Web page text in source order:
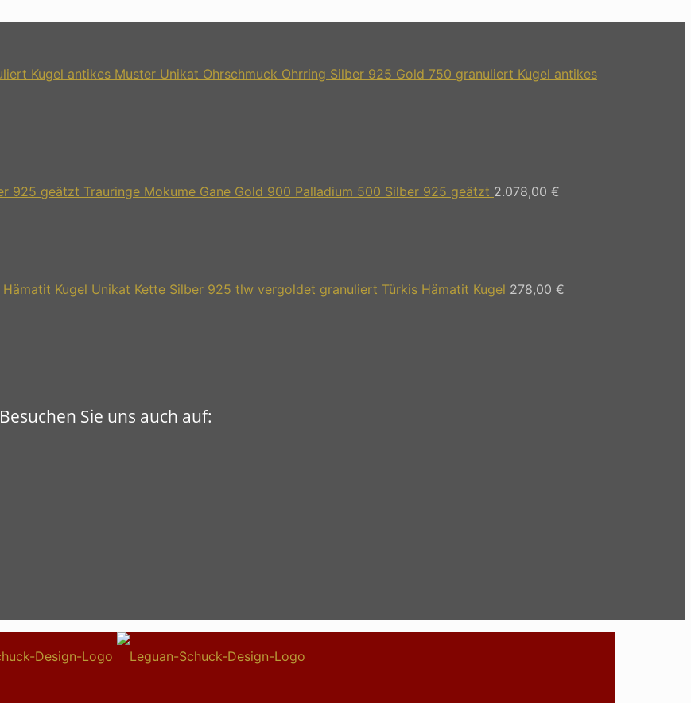
Unikat Ohrschmuck Ohrring Silber 925 Gold 750 granuliert Kugel antikes
Trauringe Mokume Gane Gold 900 Palladium 500 Silber 925 geätzt 2.078,00 €
Unikat Kette Silber 925 tlw vergoldet granuliert Türkis Hämatit Kugel 278,00 €
Besuchen Sie uns auch auf: